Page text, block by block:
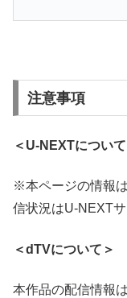
注意事項
＜U-NEXTについて
※本ページの情報
信状況はU-NEXT
＜dTVについて＞
本作品の配信情報